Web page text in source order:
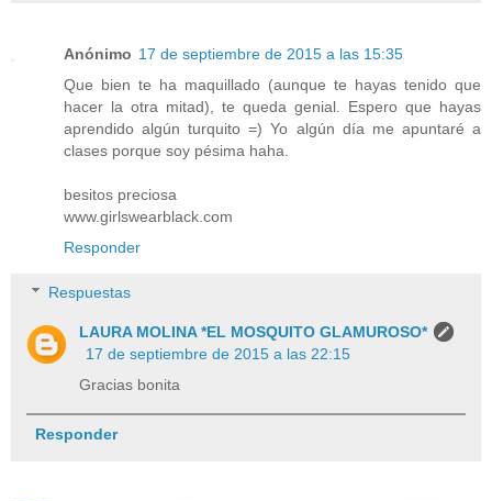
Anónimo 17 de septiembre de 2015 a las 15:35
Que bien te ha maquillado (aunque te hayas tenido que
hacer la otra mitad), te queda genial. Espero que hayas
aprendido algún turquito =) Yo algún día me apuntaré a
clases porque soy pésima haha.
besitos preciosa
www.girlswearblack.com
Responder
Respuestas
LAURA MOLINA *EL MOSQUITO GLAMUROSO*
17 de septiembre de 2015 a las 22:15
Gracias bonita
Responder